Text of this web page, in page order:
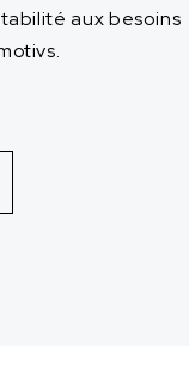
aux besoins